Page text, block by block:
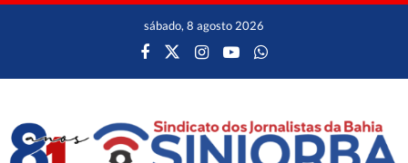
sábado, 8 agosto 2026